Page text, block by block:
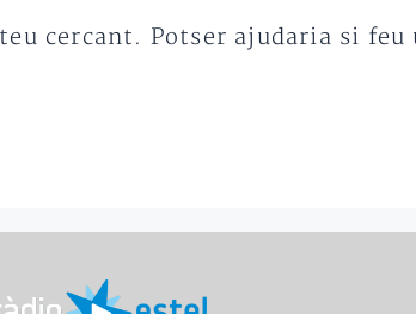
cercant. Potser ajudaria si feu